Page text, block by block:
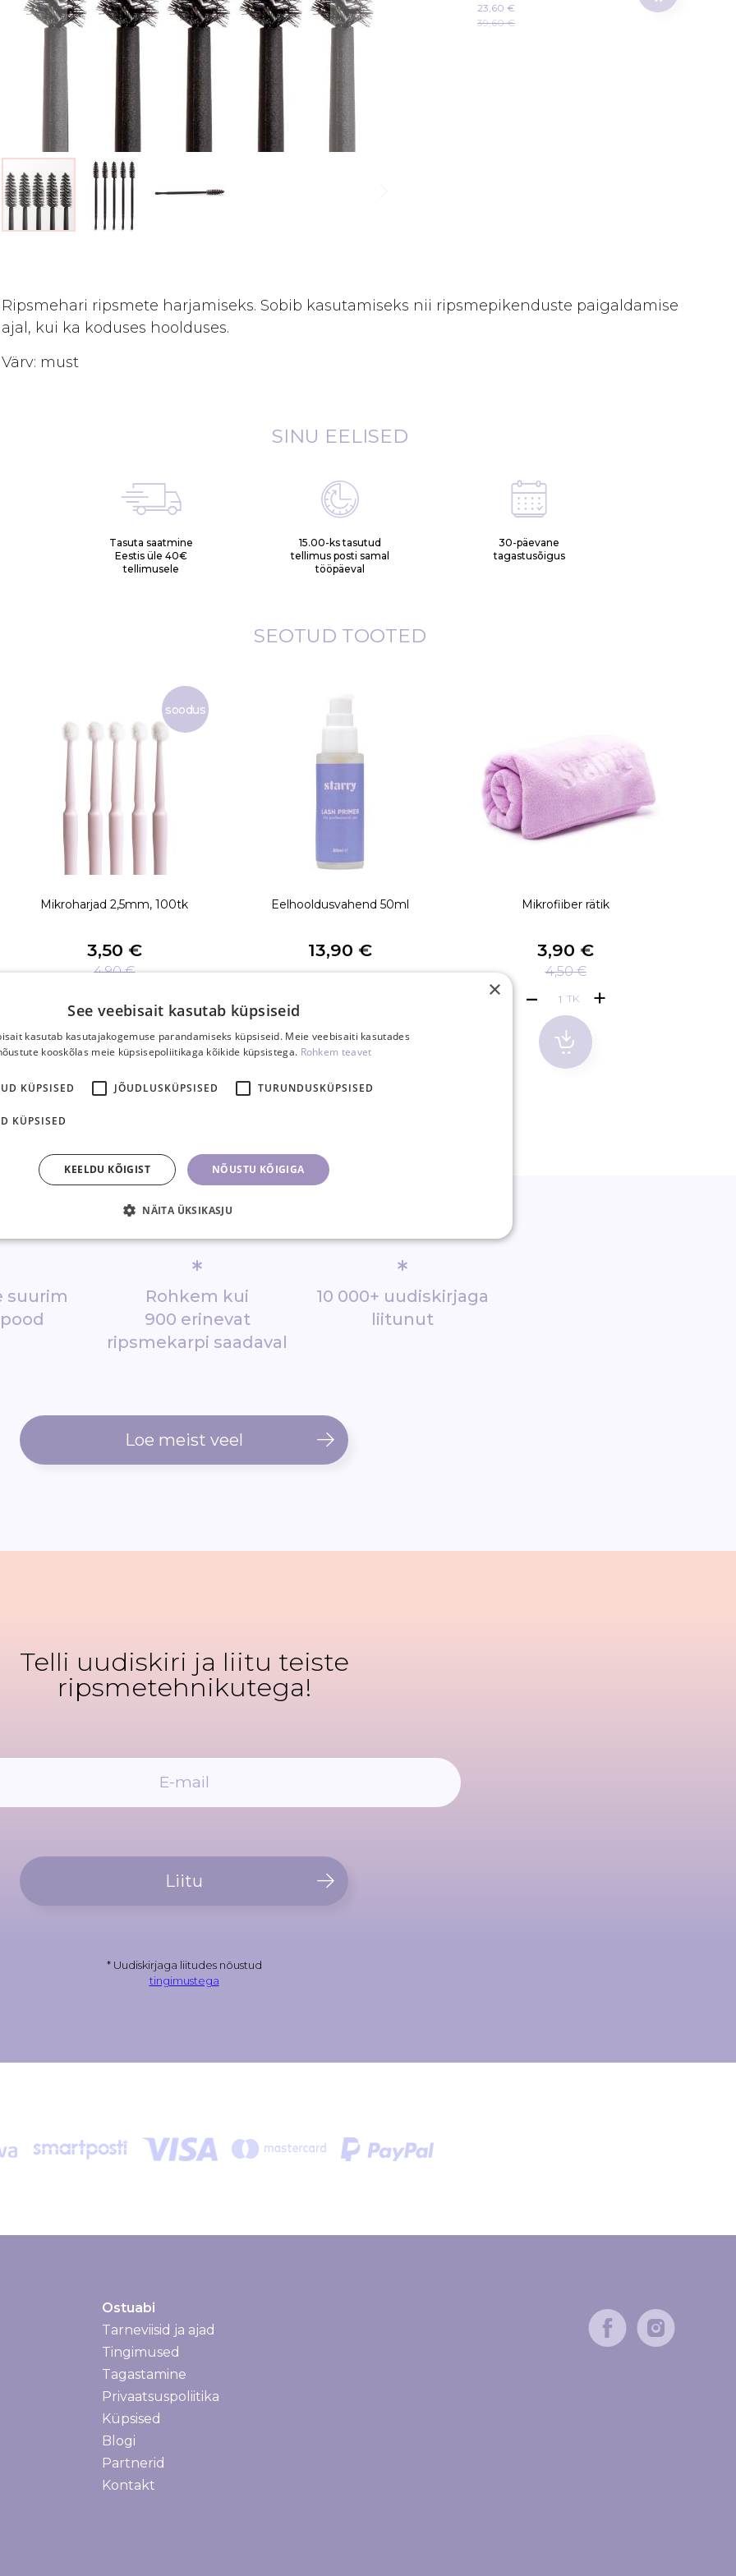
beginning
of
the
images
23,60 €
39,60 €
Ripsmehari ripsmete harjamiseks. Sobib kasutamiseks nii ripsmepikenduste paigaldamise
ajal, kui ka koduses hoolduses.
Värv: must
SINU EELISED
Tasuta saatmine
Eestis üle 40€
tellimusele
15.00-ks tasutud
tellimus posti samal
tööpäeval
30-päevane
tagastusõigus
SEOTUD TOOTED
soodus
Mikroharjad 2,5mm, 100tk
3,50 €
4,90 €
Eelhooldusvahend 50ml
13,90 €
Mikrofiiber rätik
3,90 €
4,50 €
TK
suurim
*
Rohkem kui
900 erinevat
ripsmekarpi saadaval
*
10 000+ uudiskirjaga
liitunut
Loe meist veel
Telli uudiskiri ja liitu teiste
ripsmetehnikutega!
Liitu
* Uudiskirjaga liitudes nõustud
tingimustega
Ostuabi
Tarneviisid ja ajad
Tarneviisid ja ajad
Tingimused
Tagastamine
Privaatsuspoliitika
Küpsised
Blogi
Partnerid
Kontakt
×
See veebisait kasutab küpsiseid
kasutab kasutajakogemuse parandamiseks küpsiseid. Meie veebisaiti kasutades
kooskõlas meie küpsisepoliitikaga kõikide küpsistega. Rohkem teavet
KÜPSISED JÕUDLUSKÜPSISED TURUNDUSKÜPSISED
KÜPSISED
NÕUSTU KÕIGIGA
KEELDU KÕIGIST
NÄITA ÜKSIKASJU